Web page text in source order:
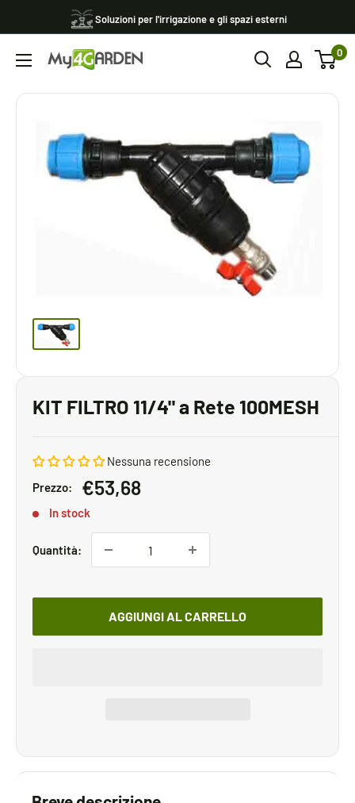
al
contenuto
Soluzioni per l'irrigazione e gli spazi esterni
My4garden 0
KIT FILTRO 11/4" a Rete 100MESH
Nessuna recensione
Prezzo:
Prezzo
scontato
€53,68
In stock
Quantità:
AGGIUNGI AL CARRELLO